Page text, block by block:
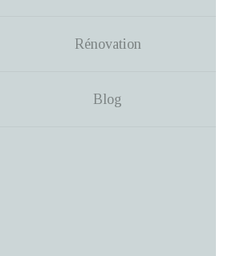
Rénovation
Blog